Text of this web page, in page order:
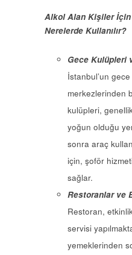
Alkol Alan Kişiler
Nerelerde Kullanılır?
Gece Kulüpleri
İstanbul’un gece
merkezlerinden
kulüpleri,
yoğun olduğu
sonra araç
için, şoför
sağlar.
Restoranlar ve
Restoran,
servisi
yemeklerinden